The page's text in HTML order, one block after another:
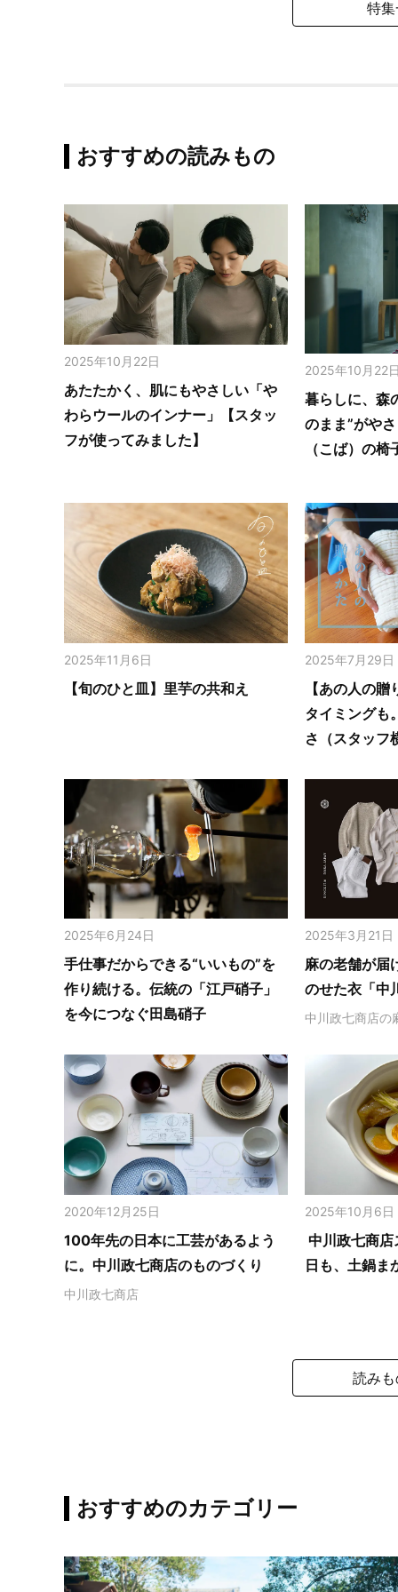
特
おすすめの読みもの
2025年10月22日
あたたかく、肌にもやさしい「や
わらウールのインナー」【スタッ
フが使ってみました】
2025年10月22
暮らしに、森
のまま”がや
（こば）の
2025年11月6日
【旬のひと皿】里芋の共和え
2025年7月29日
【あの人の
タイミングも
さ（スタッフ
2025年6月24日
手仕事だからできる“いいもの”を
作り続ける。伝統の「江戸硝子」
を今につなぐ田島硝子
2025年3月21日
麻の老舗が届
のせた衣「中
中川政七商店の
2020年12月25日
100年先の日本に工芸があるよう
に。中川政七商店のものづくり
中川政七商店
2025年10月6日
中川政七商
日も、土鍋ま
読み
おすすめのカテゴリー